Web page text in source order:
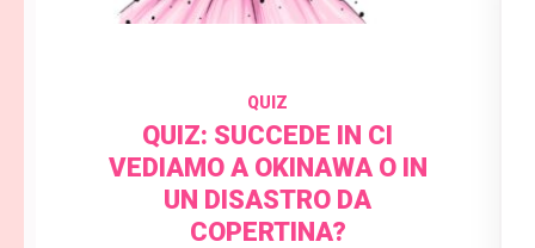
QUIZ
QUIZ: SUCCEDE IN CI
VEDIAMO A OKINAWA O IN
UN DISASTRO DA
COPERTINA?